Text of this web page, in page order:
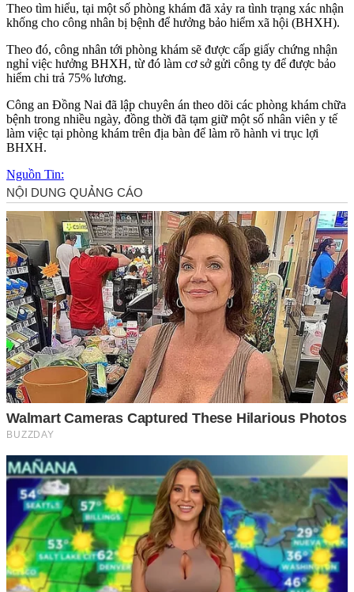
Theo tìm hiểu, tại một số phòng khám đã xảy ra tình trạng xác nhận
khống cho công nhân bị bệnh để hưởng bảo hiểm xã hội (BHXH).
Theo đó, công nhân tới phòng khám sẽ được cấp giấy chứng nhận
nghỉ việc hưởng BHXH, từ đó làm cơ sở gửi công ty để được bảo
hiểm chi trả 75% lương.
Công an Đồng Nai đã lập chuyên án theo dõi các phòng khám chữa
bệnh trong nhiều ngày, đồng thời đã tạm giữ một số nhân viên y tế
làm việc tại phòng khám trên địa bàn để làm rõ hành vi trục lợi
BHXH.
Nguồn Tin: